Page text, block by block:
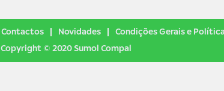
Contactos Novidades
Condições Gerais e
Copyright © 2020 Sumol Compal